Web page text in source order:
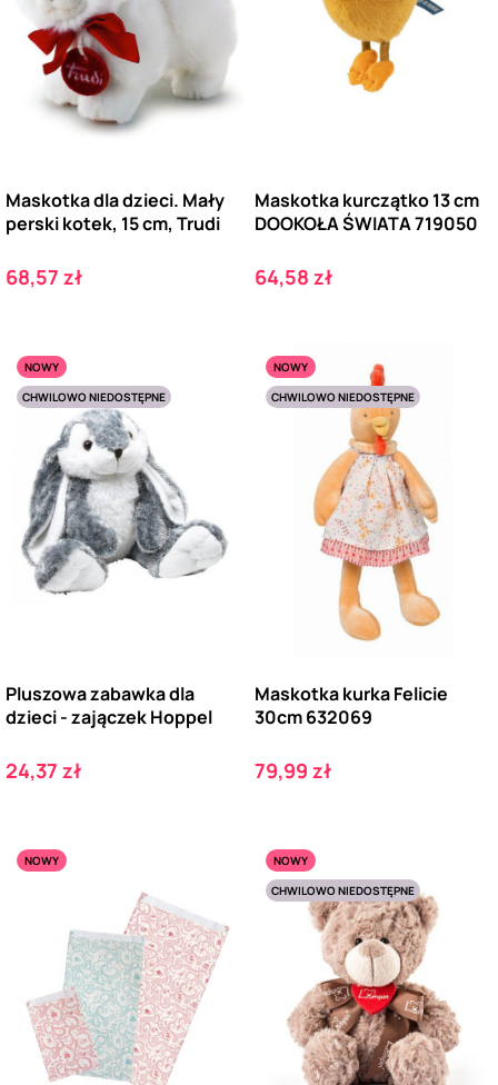
Maskotka dla dzieci. Mały
perski kotek, 15 cm, Trudi
Cena
68,57 zł
Maskotka kurczątko 13 cm
DOOKOŁA ŚWIATA 719050
Cena
64,58 zł
NOWY
CHWILOWO NIEDOSTĘPNE
Pluszowa zabawka dla
dzieci - zajączek Hoppel
Cena
24,37 zł
NOWY
CHWILOWO NIEDOSTĘPNE
Maskotka kurka Felicie
30cm 632069
Cena
79,99 zł
NOWY
NOWY
CHWILOWO NIEDOSTĘPNE